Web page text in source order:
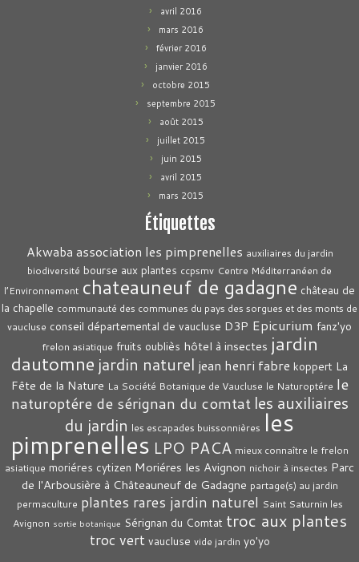
avril 2016
mars 2016
février 2016
janvier 2016
octobre 2015
septembre 2015
août 2015
juillet 2015
juin 2015
avril 2015
mars 2015
Étiquettes
Akwaba association les pimprenelles auxiliaires du jardin
biodiversité bourse aux plantes ccpsmv Centre Méditerranéen de
l’Environnement chateauneuf de gadagne château de
la chapelle communauté des communes du pays des sorgues et des monts de
vaucluse conseil départemental de vaucluse D3P Epicurium fanz'yo
frelon asiatique fruits oubliès hôtel à insectes jardin
dautomne jardin naturel jean henri fabre koppert La
Fête de la Nature La Société Botanique de Vaucluse le Naturoptére le
naturoptére de sérignan du comtat les auxiliaires
du jardin les escapades buissonnières les
pimprenelles LPO PACA mieux connaître le frelon
asiatique moriéres cytizen Moriéres les Avignon nichoir à insectes Parc
de l'Arbousière à Châteauneuf de Gadagne partage(s) au jardin
permaculture plantes rares jardin naturel Saint Saturnin les
Avignon sortie botanique Sérignan du Comtat troc aux plantes
troc vert vaucluse vide jardin yo'yo